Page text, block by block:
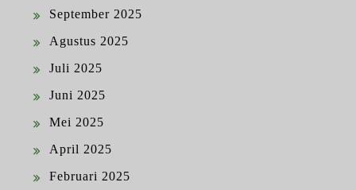
September 2025
Agustus 2025
Juli 2025
Juni 2025
Mei 2025
April 2025
Februari 2025